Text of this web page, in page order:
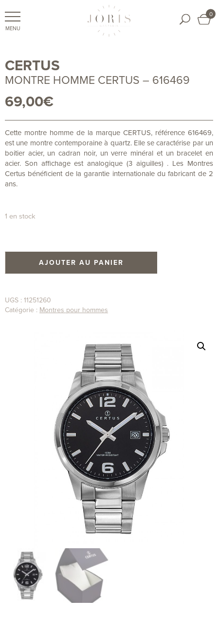
0
CERTUS
MONTRE HOMME CERTUS – 616469
69,00€
Cette montre homme de la marque CERTUS, référence 616469,
est une montre contemporaine à quartz. Elle se caractérise par un
boitier acier, un cadran noir, un verre minéral et un bracelet en
acier. Son affichage est analogique (3 aiguilles) . Les Montres
Certus bénéficient de la garantie internationale du fabricant de 2
ans.
1 en stock
AJOUTER AU PANIER
UGS : 11251260
Catégorie : Montres pour hommes